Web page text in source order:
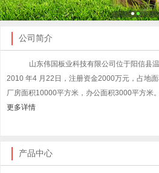
公司简介
山东伟国板业科技有限公司位于阳信县
2010 年4 月22日，注册资金2000万元，占地
厂房面积10000平方米，办公面积3000平方米
更多详情
产品中心